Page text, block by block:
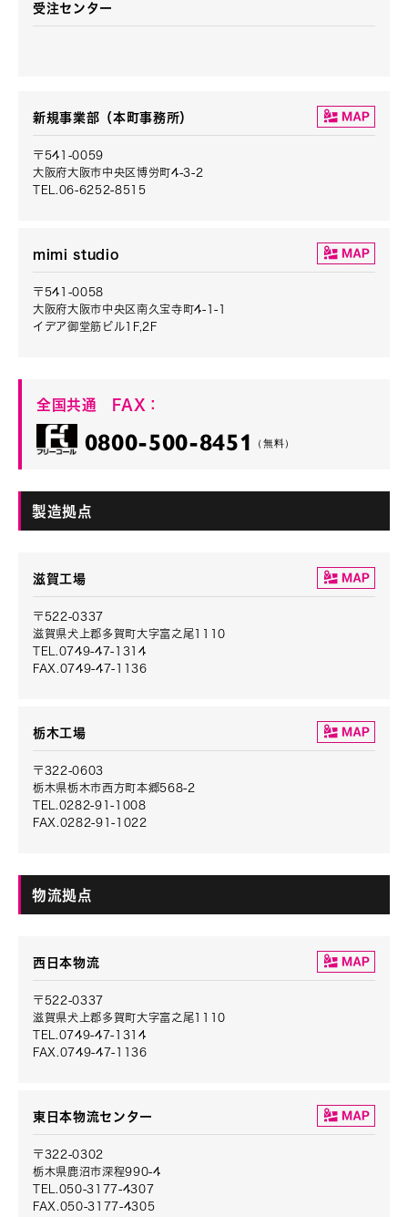
受注センター
新規事業部（本町事務所）
〒541-0059
大阪府大阪市中央区博労町4-3-2
TEL.06-6252-8515
mimi studio
〒541-0058
大阪府大阪市中央区南久宝寺町4-1-1
イデア御堂筋ビル1F,2F
全国共通 FAX：
0800-500-8451 （無料）
製造拠点
滋賀工場
〒522-0337
滋賀県犬上郡多賀町大字富之尾1110
TEL.0749-47-1314
FAX.0749-47-1136
栃木工場
〒322-0603
栃木県栃木市西方町本郷568-2
TEL.0282-91-1008
FAX.0282-91-1022
物流拠点
西日本物流
〒522-0337
滋賀県犬上郡多賀町大字富之尾1110
TEL.0749-47-1314
FAX.0749-47-1136
東日本物流センター
〒322-0302
栃木県鹿沼市深程990-4
TEL.050-3177-4307
FAX.050-3177-4305